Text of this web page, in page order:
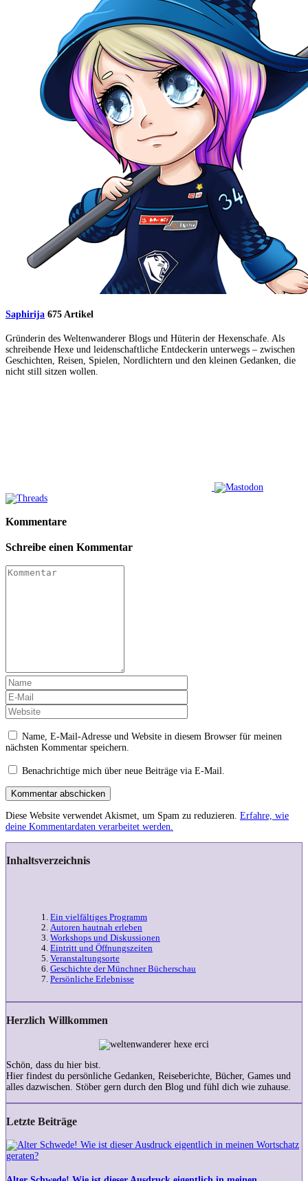
Saphirija 675 Artikel
Gründerin des Weltenwanderer Blogs und Hüterin der Hexenschafe. Als
schreibende Hexe und leidenschaftliche Entdeckerin unterwegs – zwischen
Geschichten, Reisen, Spielen, Nordlichtern und den kleinen Gedanken, die
nicht still sitzen wollen.
Kommentare
Schreibe einen Kommentar
Name, E-Mail-Adresse und Website in diesem Browser für meinen
nächsten Kommentar speichern.
Benachrichtige mich über neue Beiträge via E-Mail.
Kommentar abschicken
Diese Website verwendet Akismet, um Spam zu reduzieren. Erfahre, wie
deine Kommentardaten verarbeitet werden.
Inhaltsverzeichnis
Ein vielfältiges Programm
Autoren hautnah erleben
Workshops und Diskussionen
Eintritt und Öffnungszeiten
Veranstaltungsorte
Geschichte der Münchner Bücherschau
Persönliche Erlebnisse
Herzlich Willkommen
Schön, dass du hier bist.
Hier findest du persönliche Gedanken, Reiseberichte, Bücher, Games und
alles dazwischen. Stöber gern durch den Blog und fühl dich wie zuhause.
Letzte Beiträge
Alter
Schwede!
ist